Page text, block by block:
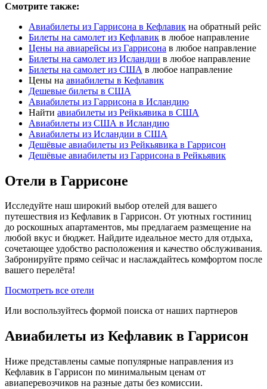
Смотрите также:
Авиабилеты из Гаррисона в Кефлавик на обратный рейс
Билеты на самолет из Кефлавик в любое направление
Цены на авиарейсы из Гаррисона в любое направление
Билеты на самолет из Исландии в любое направление
Билеты на самолет из США в любое направление
Цены на авиабилеты в Кефлавик
Дешевые билеты в США
Авиабилеты из Гаррисона в Исландию
Найти авиабилеты из Рейкьявика в США
Авиабилеты из США в Исландию
Авиабилеты из Исландии в США
Дешёвые авиабилеты из Рейкьявика в Гаррисон
Дешёвые авиабилеты из Гаррисона в Рейкьявик
Отели в Гаррисоне
Исследуйте наш широкий выбор отелей для вашего
путешествия из Кефлавик в Гаррисон. От уютных гостиниц
до роскошных апартаментов, мы предлагаем размещение на
любой вкус и бюджет. Найдите идеальное место для отдыха,
сочетающее удобство расположения и качество обслуживания.
Забронируйте прямо сейчас и наслаждайтесь комфортом после
вашего перелёта!
Посмотреть все отели
Или воспользуйтесь формой поиска от наших партнеров
Авиабилеты из Кефлавик в Гаррисон
Ниже представлены самые популярные направления из
Кефлавик в Гаррисон по минимальным ценам от
авиаперевозчиков на разные даты без комиссии.